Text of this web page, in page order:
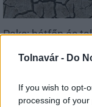
Tolnavár - Do
If you wish to opt-
processing of
Paks: hétfőn és